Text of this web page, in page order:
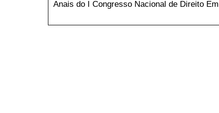
Anais do I Congresso Nacional de Direito